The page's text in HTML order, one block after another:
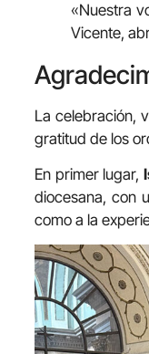
«Nuestra
Vicente,
La celebración,
gratitud de los
En primer lugar,
diocesana, con
como a la